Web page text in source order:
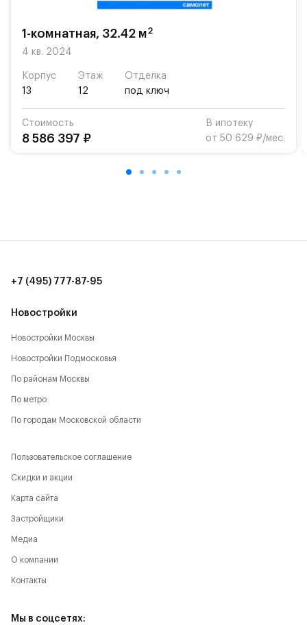
1-комнатная, 32.42 м2
4 кв. 2024
Корпус
13
Этаж
12
Отделка
под ключ
Стоимость
8 586 397 ₽
В ипотеку
от 50 629 ₽/мес.
Новостройки
Новостройки Москвы
Новостройки Подмосковья
По районам Москвы
По метро
По городам Московской области
+7 (495) 777-87-95
Пользовательское соглашение
Скидки и акции
Карта сайта
Застройщики
Медиа
О компании
Контакты
Мы в соцсетях: